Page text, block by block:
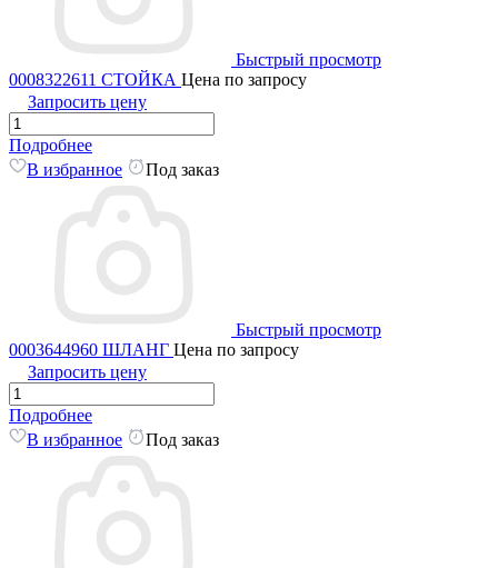
Быстрый просмотр
0008322611 СТОЙКА Цена по запросу
Запросить цену
Подробнее
В избранное
Под заказ
Быстрый просмотр
0003644960 ШЛАНГ Цена по запросу
Запросить цену
Подробнее
В избранное
Под заказ